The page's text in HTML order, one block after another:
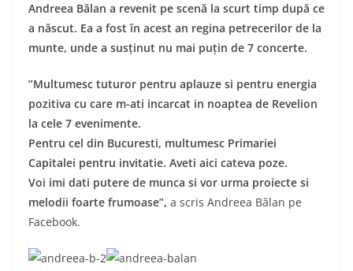
Andreea Bălan a revenit pe scenă la scurt timp după ce
a născut. Ea a fost în acest an regina petrecerilor de la
munte, unde a susținut nu mai puțin de 7 concerte.
”Multumesc tuturor pentru aplauze si pentru energia
pozitiva cu care m-ati incarcat in noaptea de Revelion
la cele 7 evenimente.
Pentru cel din Bucuresti, multumesc Primariei
Capitalei pentru invitatie. Aveti aici cateva poze.
Voi imi dati putere de munca si vor urma proiecte si
melodii foarte frumoase”, a scris Andreea Bălan pe
Facebook.